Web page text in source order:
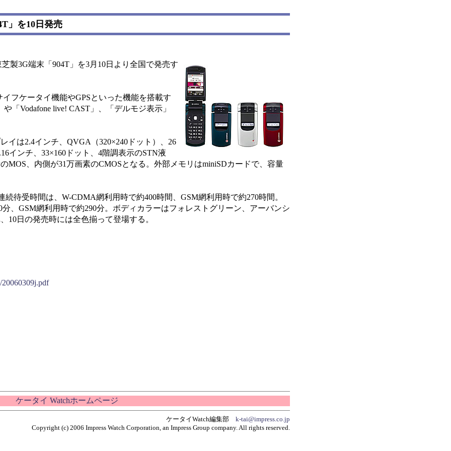
」を10日発売
3G端末「904T」を3月10日より全国で発売す
フケータイ機能やGPSといった機能を搭載す
「Vodafone live! CAST」、「デルモジ表示」
は2.4インチ、QVGA（320×240ドット）、26
インチ、33×160ドット、4階調表示のSTN液
MOS、内側が31万画素のCMOSとなる。外部メモリはminiSDカードで、容量
待受時間は、W-CDMA網利用時で約400時間、GSM網利用時で約270時間。
、GSM網利用時で約290分。ボディカラーはフォレストグリーン、アーバンシ
10日の発売時には全色揃って登場する。
20060309j.pdf
ケータイ Watchホームページ
ケータイWatch編集部 k-tai@impress.co.jp
Copyright (c) 2006 Impress Watch Corporation, an Impress Group company. All rights reserved.